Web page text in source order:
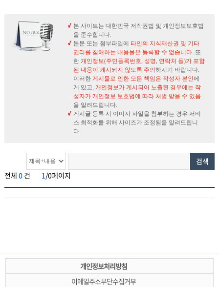
본 사이트는 대한민국 저작권법 및 개인정보보호법
을 준수합니다.
본문 또는 첨부파일에 타인의 지식재산권 및 기타
권리를 침해하는 내용물은 등록할 수 없습니다. 또
한 개인정보(주민등록번호, 성명, 연락처 등)가 포함
된 내용이 게시되지 않도록 주의하시기 바랍니다.
이러한 게시물로 인한 모든 책임은 작성자 본인에
게 있고, 개인정보가 게시되어 노출된 경우에는 작
성자가 개인정보 보호법에 따라 처벌 받을 수 있음
을 알려드립니다.
게시글 등록 시 이미지 파일을 첨부하는 경우 서비
스 최적화를 위해 사이즈가 조정됨을 알려드립니
다.
전체 0 건 1 /0페이지
검색
개인정보처리방침
이메일주소무단수집거부